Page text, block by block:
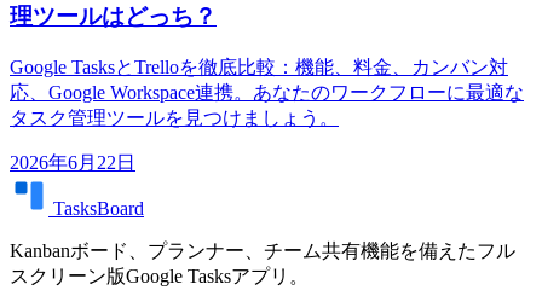
理ツールはどっち？
Google TasksとTrelloを徹底比較：機能、料金、カンバン対
応、Google Workspace連携。あなたのワークフローに最適な
タスク管理ツールを見つけましょう。
2026年6月22日
TasksBoard
Kanbanボード、プランナー、チーム共有機能を備えたフル
スクリーン版Google Tasksアプリ。